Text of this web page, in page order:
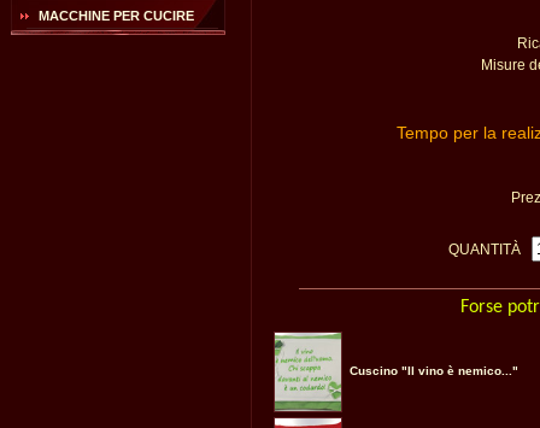
MACCHINE PER CUCIRE
Misure
Tempo per la
QUANTITÀ
Forse
Cuscino "Il vino è nemico..."